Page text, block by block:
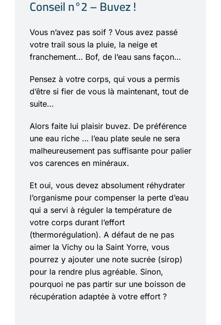
Conseil n°2 – Buvez !
Vous n’avez pas soif ? Vous avez passé
votre trail sous la pluie, la neige et
franchement… Bof, de l’eau sans façon…
Pensez à votre corps, qui vous a permis
d’être si fier de vous là maintenant, tout de
suite…
Alors faite lui plaisir buvez. De préférence
une eau riche … l’eau plate seule ne sera
malheureusement pas suffisante pour palier
vos carences en minéraux.
Et oui, vous devez absolument réhydrater
l’organisme pour compenser la perte d’eau
qui a servi à réguler la température de
votre corps durant l’effort
(thermorégulation). A défaut de ne pas
aimer la Vichy ou la Saint Yorre, vous
pourrez y ajouter une note sucrée (sirop)
pour la rendre plus agréable. Sinon,
pourquoi ne pas partir sur une boisson de
récupération adaptée à votre effort ?